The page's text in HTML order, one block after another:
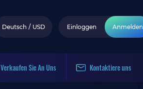
Deutsch / USD Einloggen Anmelden
Verkaufen Sie An Uns Kontaktiere uns